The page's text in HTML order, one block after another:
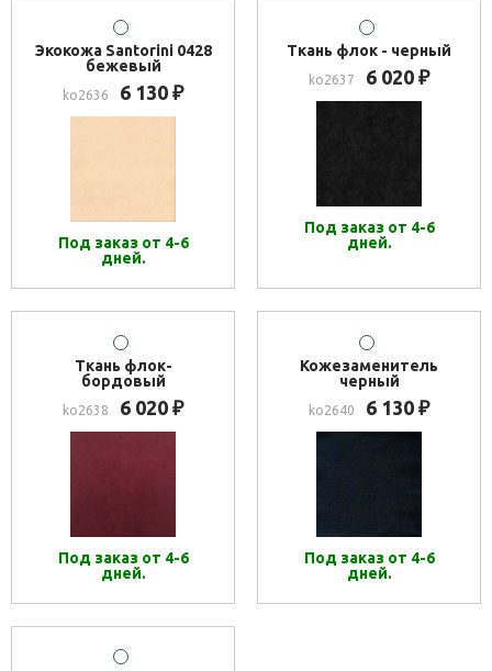
Экокожа Santorini 0428
бежевый
ko2636 6 130 ₽
Под заказ от 4-6
дней.
Ткань флок - черный
ko2637 6 020 ₽
Под заказ от 4-6
дней.
Ткань флок-
бордовый
ko2638 6 020 ₽
Под заказ от 4-6
дней.
Кожезаменитель
черный
ko2640 6 130 ₽
Под заказ от 4-6
дней.